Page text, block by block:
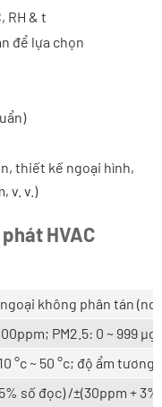
RH & t
để lựa chọn
thiết kế ngoại hình,
v. v.)
HVAC
không phân tán
PM2.5: 0 ~ 999
°c ~ 50 °c; độ ẩm tương
số đọc) /±(30ppm +